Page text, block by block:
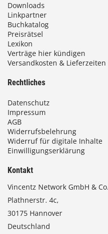
Downloads
Linkpartner
Buchkatalog
Preisrätsel
Lexikon
Verträge hier kündigen
Versandkosten & Lieferzeiten
Rechtliches
Datenschutz
Impressum
AGB
Widerrufsbelehrung
Widerruf für digitale Inhalte
Einwilligungserklärung
Kontakt
Vincentz Network GmbH &
Plathnerstr. 4c,
30175 Hannover
Deutschland